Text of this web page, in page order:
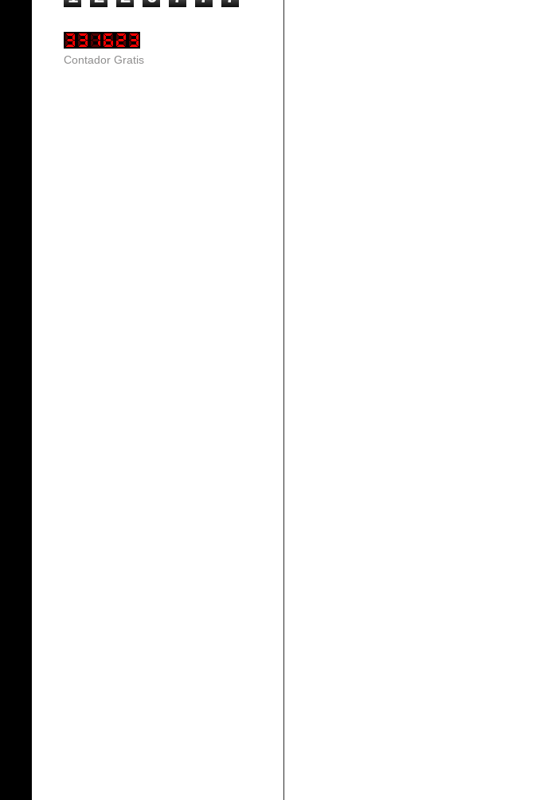
Contador Gratis